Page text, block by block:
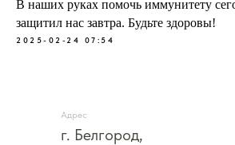
В наших руках помочь иммунитету
защитил нас завтра. Будьте здоровы!
2025-02-24 07:54
Адрес
г. Белгород,